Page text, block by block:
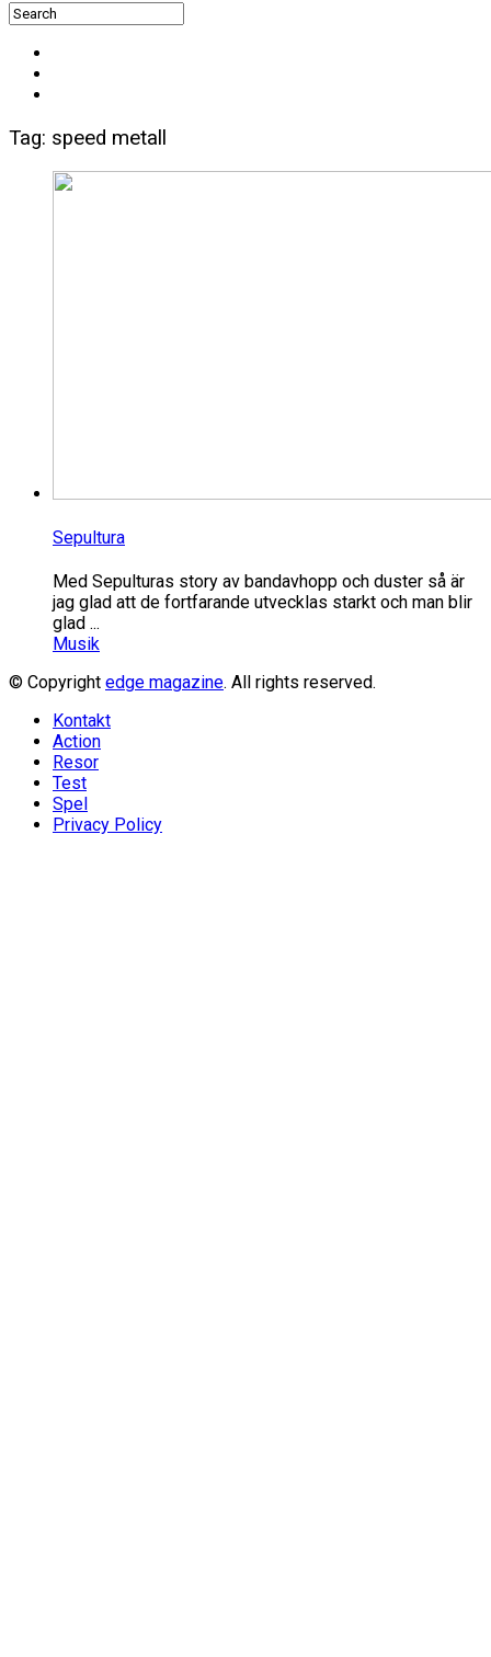
Tag: speed metall
Sepultura
Med Sepulturas story av bandavhopp och duster så är
jag glad att de fortfarande utvecklas starkt och man blir
glad ...
Musik
© Copyright edge magazine. All rights reserved.
Kontakt
Action
Resor
Test
Spel
Privacy Policy